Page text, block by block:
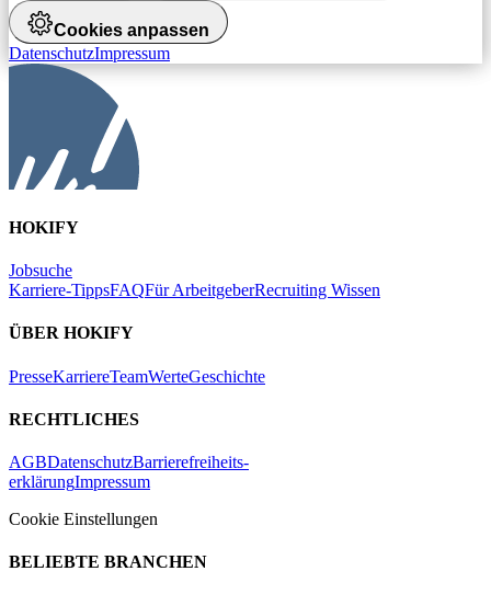
Cookies anpassen
DatenschutzImpressum
HOKIFY
Jobsuche
Karriere-TippsFAQFür ArbeitgeberRecruiting Wissen
ÜBER HOKIFY
PresseKarriereTeamWerteGeschichte
RECHTLICHES
AGBDatenschutzBarrierefreiheits-
erklärungImpressum
Cookie Einstellungen
BELIEBTE BRANCHEN